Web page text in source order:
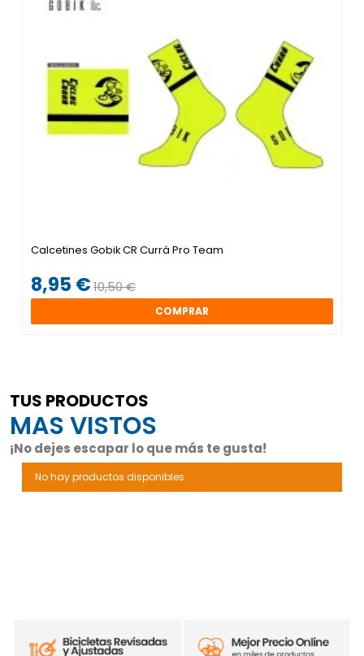
Calcetines Gobik CR Currá Pro Team
8,95 €10,50 €
COMPRAR
TUS PRODUCTOS
MAS VISTOS
¡No dejes escapar lo que más te gusta!
No hay productos disponibles.